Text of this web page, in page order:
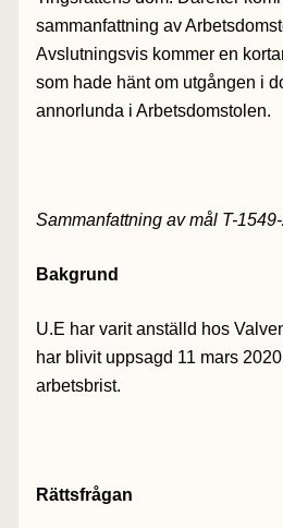
sammanfattning av
Avslutningsvis kommer en
som hade hänt om utgången i
annorlunda i Arbetsdomstolen.
Sammanfattning av mål T-
Bakgrund
U.E har varit anställd hos
har blivit uppsagd 11 mars
arbetsbrist.
Rättsfrågan